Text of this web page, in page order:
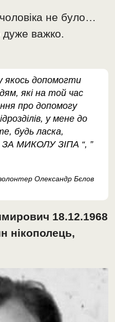
не було…
важко.
якось допомогти
які на той час
про допомогу
у мене до
будь ласка,
ЗА МИКОЛУ ЗІПА “, ”
Олександр Бєлов
18.12.1968
нікополець,